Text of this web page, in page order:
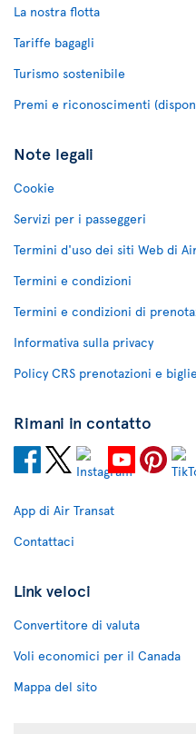
La nostra flotta
Tariffe bagagli
Turismo sostenibile
Premi e riconoscimenti
Note legali
Cookie
Servizi per i passeggeri
Termini d'uso dei siti Web di
Termini e condizioni
Termini e condizioni di
Informativa sulla privacy
Policy CRS prenotazioni e
Rimani in contatto
App di Air Transat
Contattaci
Link veloci
Convertitore di valuta
Voli economici per il Canada
Mappa del sito